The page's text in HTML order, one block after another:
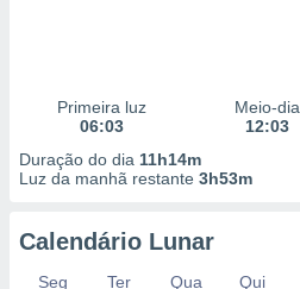
Primeira luz
06:03
Meio-dia
12:03
Duração do dia 11h14m
Luz da manhã restante 3h53m
Calendário Lunar
Seg Ter Qua Qui